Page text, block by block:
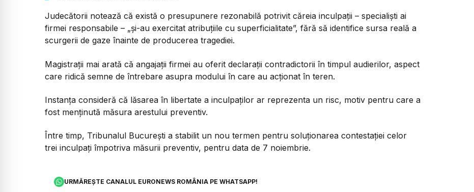
Judecătorii notează că există o presupunere rezonabilă potrivit căreia inculpații – specialiști ai
firmei responsabile – „și-au exercitat atribuțiile cu superficialitate”, fără să identifice sursa reală a
scurgerii de gaze înainte de producerea tragediei.
Magistrații mai arată că angajații firmei au oferit declarații contradictorii în timpul audierilor, aspect
care ridică semne de întrebare asupra modului în care au acționat în teren.
Instanța consideră că lăsarea în libertate a inculpaților ar reprezenta un risc, motiv pentru care a
fost menținută măsura arestului preventiv.
Între timp, Tribunalul București a stabilit un nou termen pentru soluționarea contestației celor
trei inculpați împotriva măsurii preventiv, pentru data de 7 noiembrie.
URMĂREȘTE CANALUL EURONEWS ROMÂNIA PE WHATSAPP!